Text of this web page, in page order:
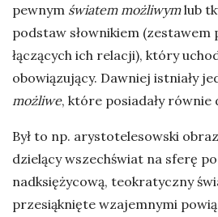
pewnym światem możliwymlub
podstaw słownikiem (zestawem
łączących ich relacji), który
obowiązujący. Dawniej istniały
możliwe, które posiadały równie
Był to np. arystotelesowski
dzielący wszechświat na sferę
nadksiężycową, teokratyczny
przesiąknięte wzajemnymi